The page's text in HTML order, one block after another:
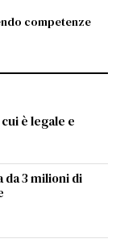
competenze
è legale e
da 3 milioni di